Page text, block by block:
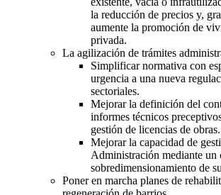
la reducción de precios y,
aumente la promoción de
privada.
La agilización de trámites
Simplificar normativa con
urgencia a una nueva
sectoriales.
Mejorar la definición del
informes técnicos
gestión de licencias de obras.
Mejorar la capacidad de
Administración mediante un
sobredimensionamiento de
Poner en marcha planes de